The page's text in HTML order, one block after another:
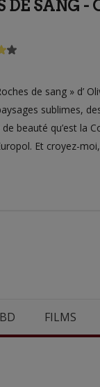
DE SANG -
de sang » d’
sublimes,
beauté qu’est la
Et croyez-
BD FILMS